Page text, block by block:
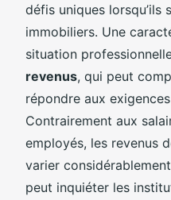
défis uniques lorsqu’ils
immobiliers. Une
situation
revenus, qui peut
répondre aux
Contrairement aux
employés, les revenus
varier considérablement
peut inquiéter les